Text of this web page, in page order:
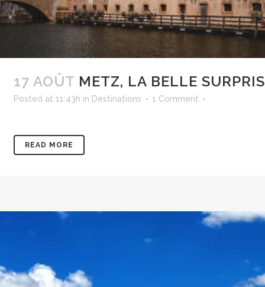
17 AOÛT METZ, LA BELLE
Posted at 11:43h in Destinations 1 Comment
READ MORE